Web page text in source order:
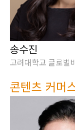
송수진
고려대학교 글로벌
콘텐츠 커머